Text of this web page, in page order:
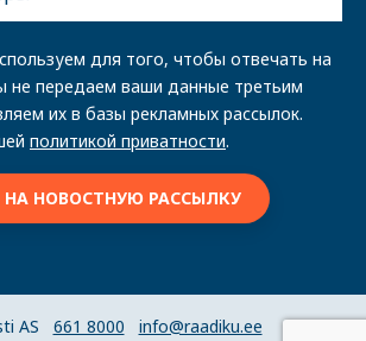
для того, чтобы отвечать на
не передаем ваши данные третьим
их в базы рекламных рассылок.
политикой приватности.
AS 661 8000 info@raadiku.ee